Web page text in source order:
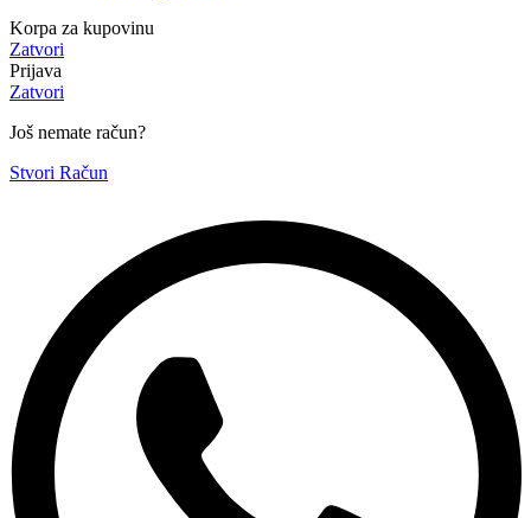
Korpa za kupovinu
Zatvori
Prijava
Zatvori
Još nemate račun?
Stvori Račun